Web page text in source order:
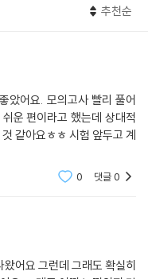
추천순
았어요. 모의고사 빨리 풀어
운 편이라고 했는데 상대적
같아요ㅎㅎ 시험 앞두고 계
0 댓글0
어요 그런데 그래도 확실히